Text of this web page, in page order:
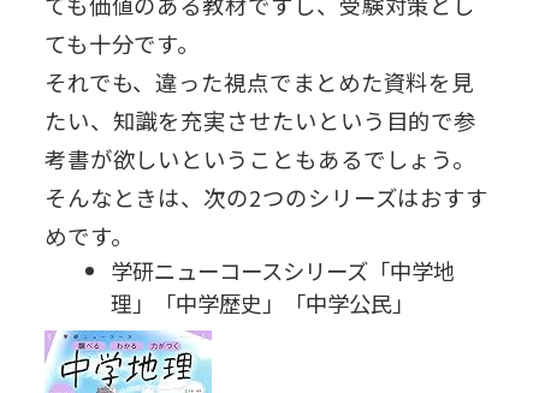
ても十分です。
それでも、違った視点でまとめた資料を見
たい、知識を充実させたいという目的で参
考書が欲しいということもあるでしょう。
そんなときは、次の2つのシリーズはおすす
めです。
学研ニューコースシリーズ「中学地
理」「中学歴史」「中学公民」